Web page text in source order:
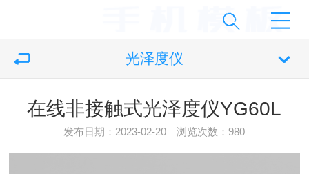
光泽度仪
在线非接触式光泽度仪YG60L
发布日期：2023-02-20 浏览次数： 980